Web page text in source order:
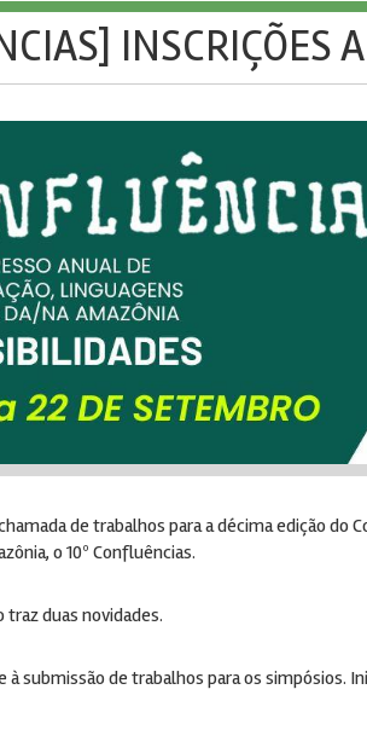
INSCRIÇÕES
de trabalhos para a décima edição do
o 10º Confluências.
duas novidades.
submissão de trabalhos para os simpósios.